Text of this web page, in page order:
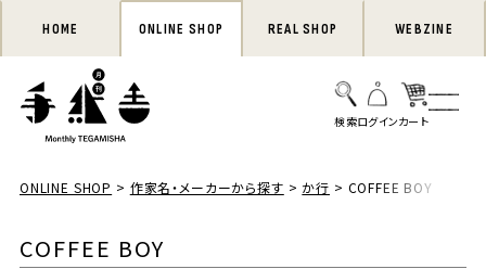
HOME ONLINE SHOP REAL SHOP WEBZINE
ONLINE SHOP 作家名・メーカーから探す か行 COFFEE BOY
COFFEE BOY